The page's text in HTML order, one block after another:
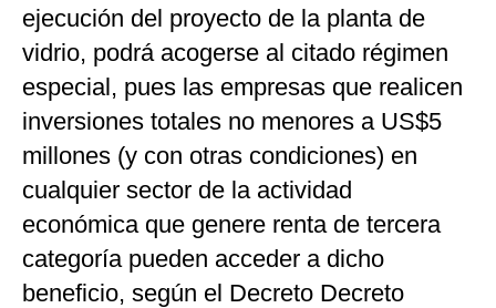
ejecución del proyecto de la planta de
vidrio, podrá acogerse al citado régimen
especial, pues las empresas que realicen
inversiones totales no menores a US$5
millones (y con otras condiciones) en
cualquier sector de la actividad
económica que genere renta de tercera
categoría pueden acceder a dicho
beneficio, según el Decreto Decreto